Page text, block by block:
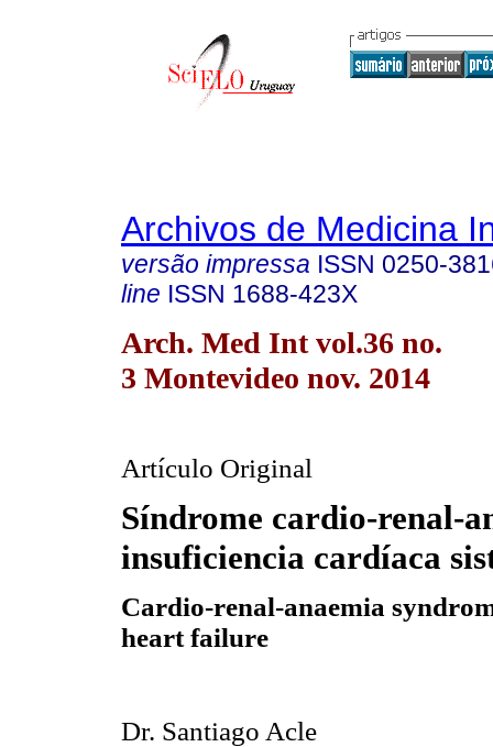
Archivos de Medicina
versão impressa ISSN 0250-
line ISSN 1688-423X
Arch. Med Int vol.36 no.
3 Montevideo nov. 2014
Artículo Original
Síndrome cardio-renal-
insuficiencia cardíaca
Cardio-renal-anaemia
heart failure
Dr. Santiago Acle